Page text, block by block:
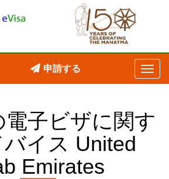
申請する
子ビザに関す
イス United
Emirates